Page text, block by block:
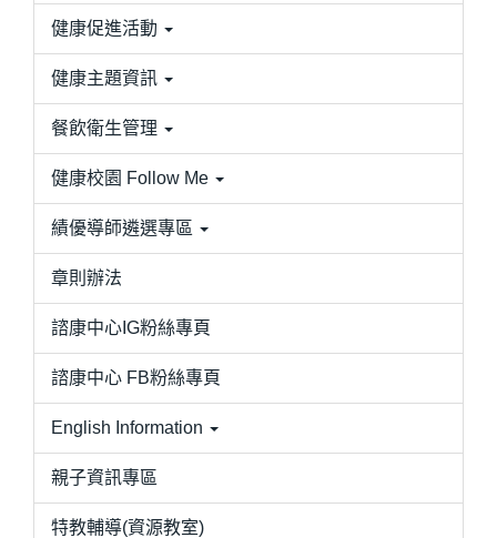
健康促進活動
健康主題資訊
餐飲衛生管理
健康校園 Follow Me
績優導師遴選專區
章則辦法
諮康中心IG粉絲專頁
諮康中心 FB粉絲專頁
English Information
親子資訊專區
特教輔導(資源教室)